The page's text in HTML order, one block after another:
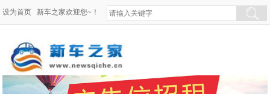
设为首页 新车之家欢迎您~！